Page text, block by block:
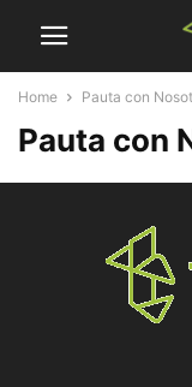
Home Pauta con
Pauta con